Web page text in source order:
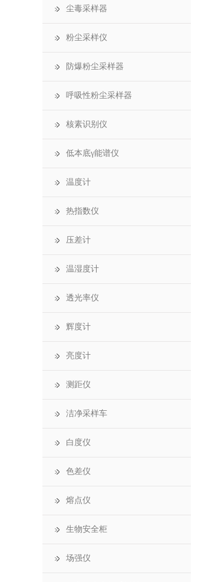
尘毒采样器
粉尘采样仪
防爆粉尘采样器
呼吸性粉尘采样器
核素识别仪
低本底γ能谱仪
温度计
热指数仪
压差计
温湿度计
透光率仪
辉度计
亮度计
测距仪
洁净采样车
白度仪
色差仪
熔点仪
生物安全柜
场强仪